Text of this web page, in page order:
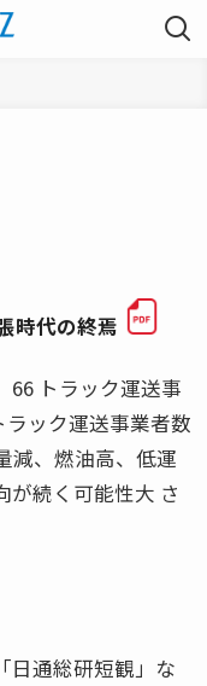
時代の終焉
トラック運送事
ック運送事業者数
減、燃油高、低運
続く可能性大 さ
日通総研短観」な